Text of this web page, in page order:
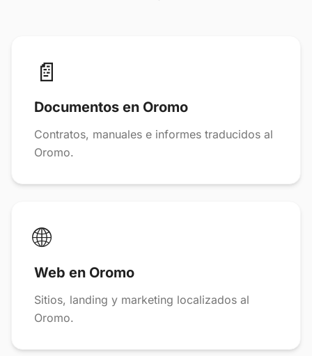
📄
Documentos en Oromo
Contratos, manuales e informes traducidos al
Oromo.
🌐
Web en Oromo
Sitios, landing y marketing localizados al
Oromo.